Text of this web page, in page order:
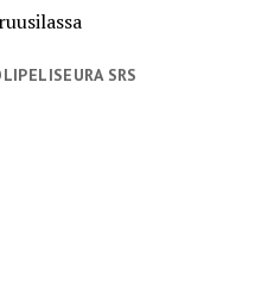
SRS